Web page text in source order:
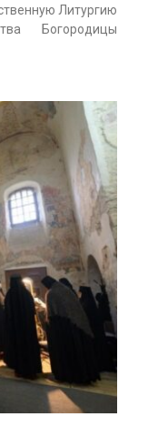
Литургию
Богородицы